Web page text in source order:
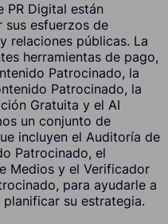
PR Digital están
sus esfuerzos de
relaciones públicas. La
herramientas de pago,
Patrocinado, la
Patrocinado, la
Gratuita y el AI
un conjunto de
incluyen el Auditoría de
Patrocinado, el
Medios y el Verificador
para ayudarle a
su estrategia.